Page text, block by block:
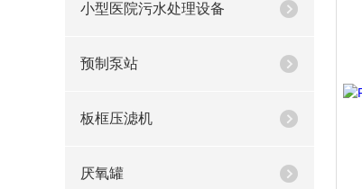
小型医院污水处理设备
预制泵站
板框压滤机
厌氧罐